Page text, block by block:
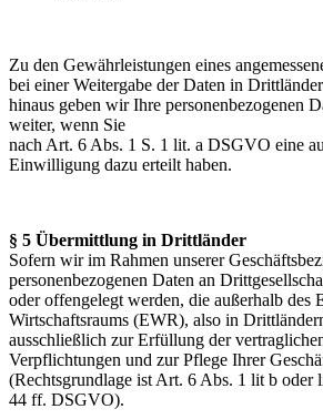
Zu den Gewährleistungen eines
bei einer Weitergabe der Daten in
hinaus geben wir Ihre personenbezogenen
weiter, wenn Sie
nach Art. 6 Abs. 1 S. 1 lit. a DSGVO eine
Einwilligung dazu erteilt haben.
§ 5 Übermittlung in Drittländer
Sofern wir im Rahmen unserer
personenbezogenen Daten an
oder offengelegt werden, die außerhalb des
Wirtschaftsraums (EWR), also in
ausschließlich zur Erfüllung der
Verpflichtungen und zur Pflege Ihrer
(Rechtsgrundlage ist Art. 6 Abs. 1 lit b
44 ff. DSGVO).